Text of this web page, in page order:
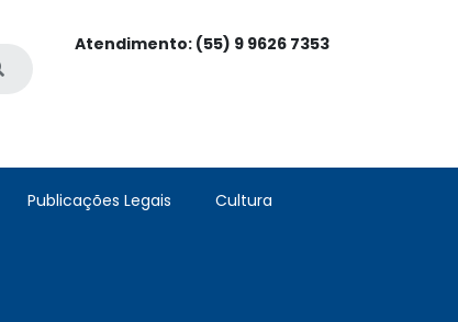
Atendimento: (55) 9 9626 7353
Publicações Legais Cultura